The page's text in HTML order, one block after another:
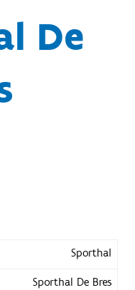
De
Sporthal
Sporthal De Bres